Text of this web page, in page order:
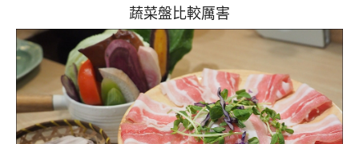
蔬菜盤比較厲害